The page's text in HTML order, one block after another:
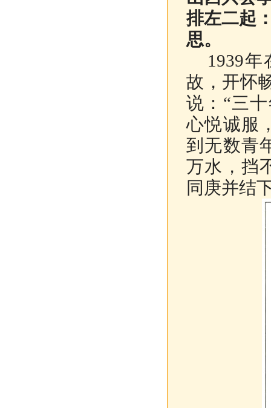
排左二起
思。
1939
故，开怀
说：“三
心悦诚服
到无数青
万水，挡
同庚并结